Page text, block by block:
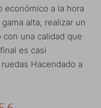
económico a la hora
alta, realizar un
una calidad que
es casi
Hacendado a